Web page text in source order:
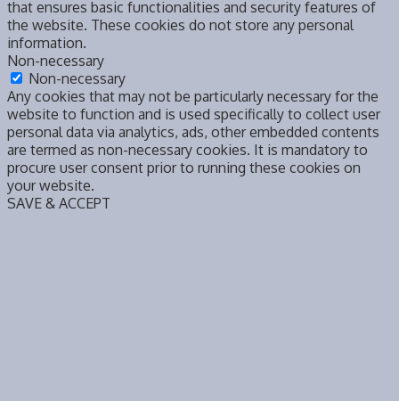
that ensures basic functionalities and security features of
the website. These cookies do not store any personal
information.
Non-necessary
Non-necessary
Any cookies that may not be particularly necessary for the
website to function and is used specifically to collect user
personal data via analytics, ads, other embedded contents
are termed as non-necessary cookies. It is mandatory to
procure user consent prior to running these cookies on
your website.
SAVE & ACCEPT